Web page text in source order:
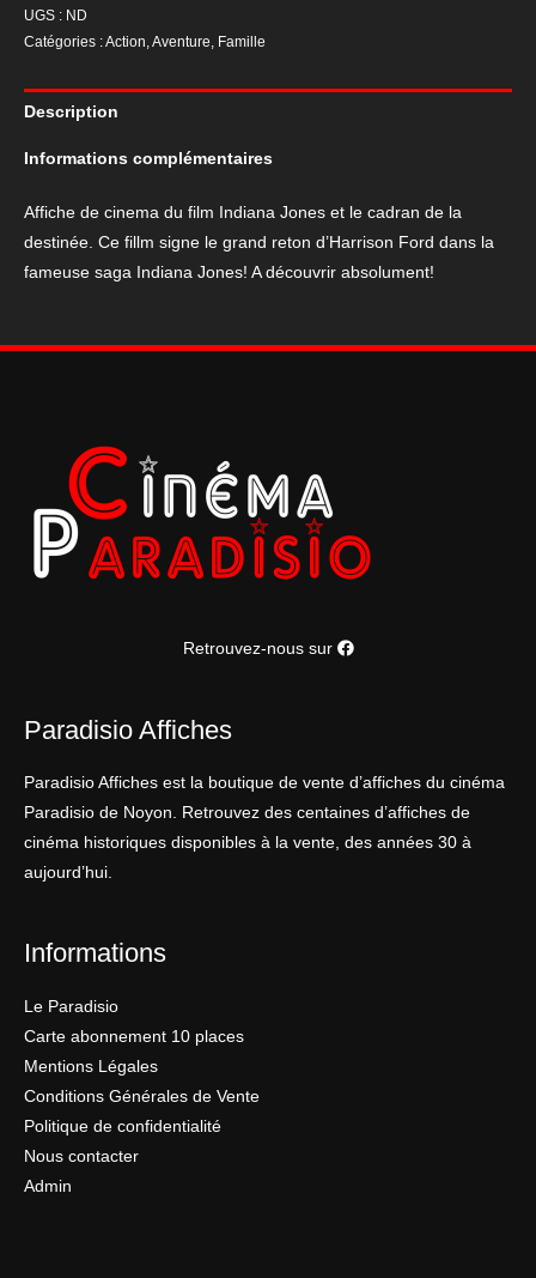
du
film
Indiana
et
le
cadran
UGS : ND
Catégories :Action Aventure Famille
Description
Informations complémentaires
Affiche de cinema du film Indiana Jones et le cadran de la
destinée. Ce fillm signe le grand reton d’Harrison Ford dans la
fameuse saga Indiana Jones! A découvrir absolument!
Retrouvez-nous sur
Paradisio Affiches
Paradisio Affiches est la boutique de vente d’affiches du cinéma
Paradisio de Noyon. Retrouvez des centaines d’affiches de
cinéma historiques disponibles à la vente, des années 30 à
aujourd’hui.
Informations
Le Paradisio
Carte abonnement 10 places
Mentions Légales
Conditions Générales de Vente
Politique de confidentialité
Nous contacter
Admin